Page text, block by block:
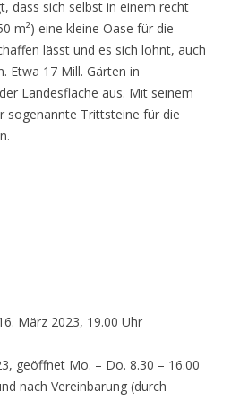
dass sich selbst in einem recht
m²) eine kleine Oase für die
lässt und es sich lohnt, auch
Etwa 17 Mill. Gärten in
Landesfläche aus. Mit seinem
sogenannte Trittsteine für die
März 2023, 19.00 Uhr
geöffnet Mo. – Do. 8.30 – 16.00
nach Vereinbarung (durch